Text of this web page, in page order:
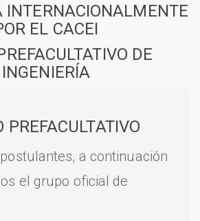
INTERNACIONALMENTE
EL CACEI
DE
INGENIERÍA
PREFACULTATIVO
a continuación
el grupo oficial de